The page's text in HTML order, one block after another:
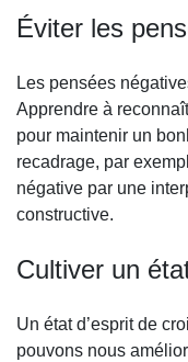
Éviter les
Les pensées
Apprendre à
pour maintenir un
recadrage, par
négative par une
constructive.
Cultiver un
Un état d’esprit de
pouvons nous